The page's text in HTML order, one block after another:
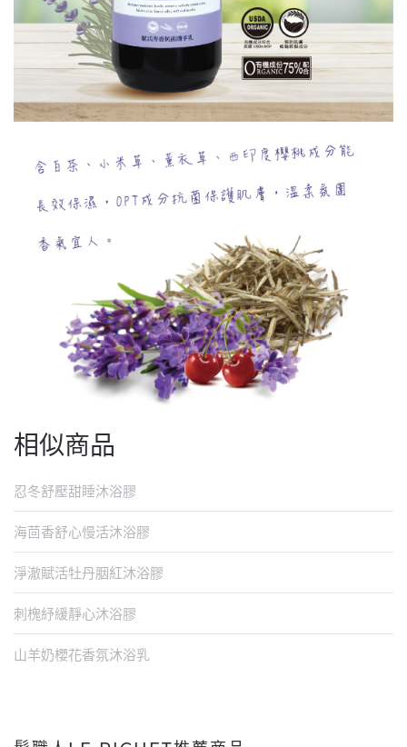
相似商品
忍冬舒壓甜睡沐浴膠
海茴香舒心慢活沐浴膠
淨澈賦活牡丹胭紅沐浴膠
刺槐紓緩靜心沐浴膠
山羊奶櫻花香氛沐浴乳